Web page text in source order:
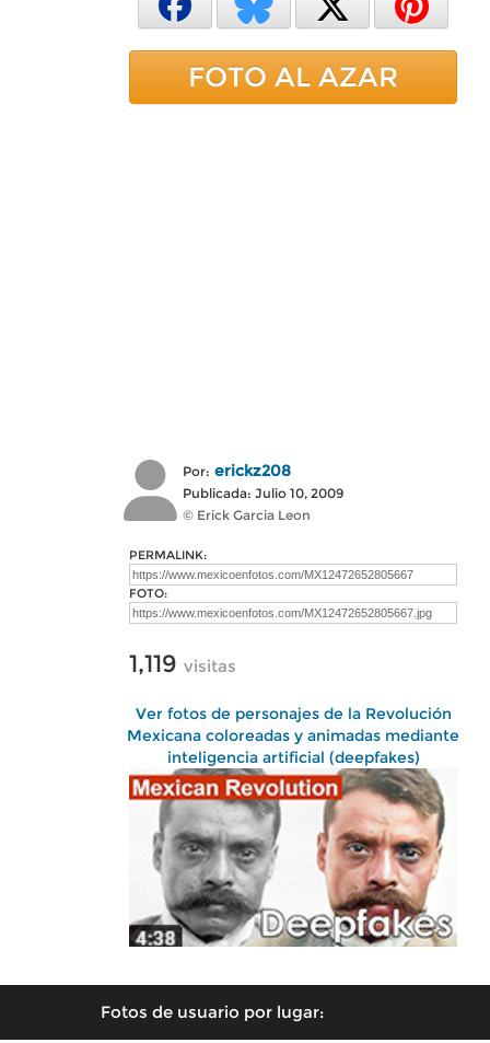
FOTO AL AZAR
Por: erickz208
Publicada: Julio 10, 2009
© Erick Garcia Leon
PERMALINK:
FOTO:
1,119 visitas
Ver fotos de personajes de la Revolución
Mexicana coloreadas y animadas mediante
inteligencia artificial (deepfakes)
Fotos de usuario por lugar: